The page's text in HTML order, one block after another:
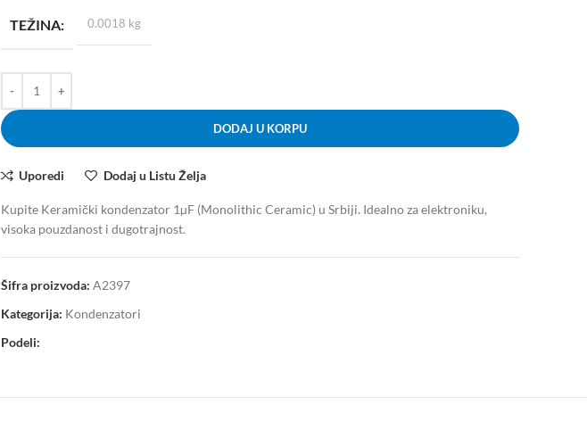
TEŽINA 0.0018 kg
DODAJ U KORPU
Uporedi Dodaj u Listu Želja
Kupite Keramički kondenzator 1µF (Monolithic Ceramic) u Srbiji. Idealno za elektroniku,
visoka pouzdanost i dugotrajnost.
Šifra proizvoda: A2397
Kategorija: Kondenzatori
Podeli: